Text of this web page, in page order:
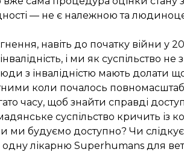
— не є належною та
навіть до початку війни у
і ми як суспільство
з інвалідністю мають долати
коли почалось
часу, щоб знайти справді
суспільство кричить із
ми будуємо доступно? Чи
лікарню Superhumans для